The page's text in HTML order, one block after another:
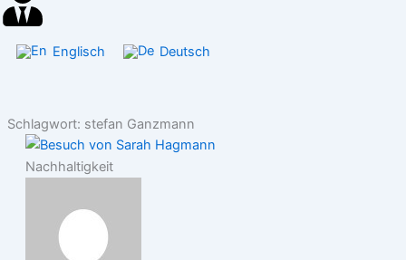
Englisch Deutsch
Schlagwort: stefan Ganzmann
Nachhaltigkeit